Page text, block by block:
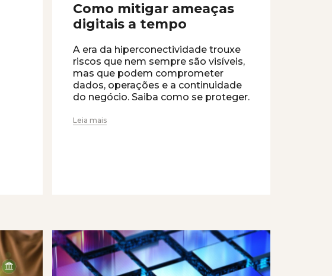
Como mitigar ameaças
digitais a tempo
A era da hiperconectividade trouxe
riscos que nem sempre são visíveis,
mas que podem comprometer
dados, operações e a continuidade
do negócio. Saiba como se proteger.
Leia mais